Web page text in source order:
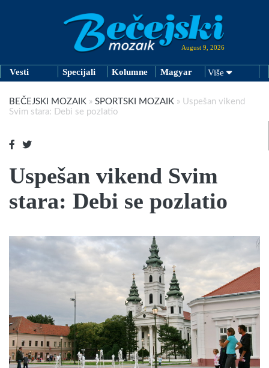
August 9, 2026
Vesti Specijali Kolumne Magyar Više
BEČEJSKI MOZAIK » SPORTSKI MOZAIK » Uspešan vikend
Svim stara: Debi se pozlatio
Uspešan vikend Svim
stara: Debi se pozlatio